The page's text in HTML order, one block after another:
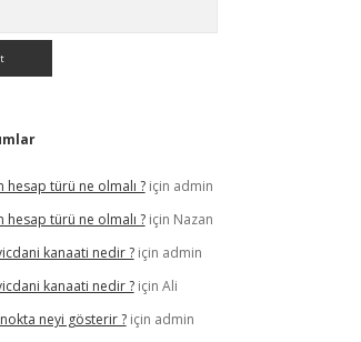
hesap türü ne olmalı ?için admin
hesap türü ne olmalı ?için Nazan
kanaati nedir ?için admin
kanaati nedir ?için Ali
neyi gösterir ?için admin